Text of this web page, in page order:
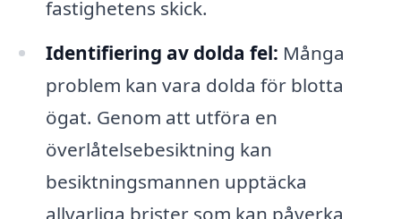
fastighetens skick.
Identifiering av dolda fel: Många
problem kan vara dolda för blotta
ögat. Genom att utföra en
överlåtelsebesiktning kan
besiktningsmannen upptäcka
allvarliga brister som kan påverka